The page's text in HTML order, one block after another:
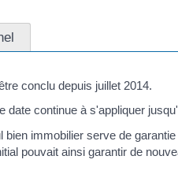
conclu depuis juillet 2014.
continue à s'appliquer
immobilier serve de
pouvait ainsi garantir de